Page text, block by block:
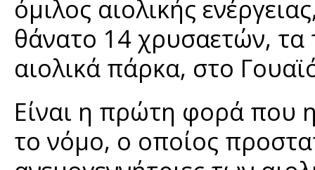
όμιλος αιολικής
θάνατο 14 χρυσαετών, τα
αιολικά πάρκα, στο
Είναι η πρώτη φορά που
το νόμο, ο οποίος